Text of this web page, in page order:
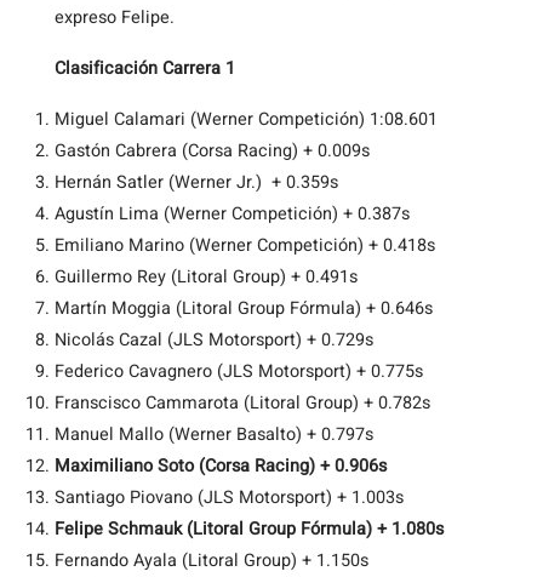
expreso Felipe.
Clasificación Carrera 1
Miguel Calamari (Werner Competición) 1:08.601
Gastón Cabrera (Corsa Racing) + 0.009s
Hernán Satler (Werner Jr.) + 0.359s
Agustín Lima (Werner Competición) + 0.387s
Emiliano Marino (Werner Competición) + 0.418s
Guillermo Rey (Litoral Group) + 0.491s
Martín Moggia (Litoral Group Fórmula) + 0.646s
Nicolás Cazal (JLS Motorsport) + 0.729s
Federico Cavagnero (JLS Motorsport) + 0.775s
Franscisco Cammarota (Litoral Group) + 0.782s
Manuel Mallo (Werner Basalto) + 0.797s
Maximiliano Soto (Corsa Racing) + 0.906s
Santiago Piovano (JLS Motorsport) + 1.003s
Felipe Schmauk (Litoral Group Fórmula) + 1.080s
Fernando Ayala (Litoral Group) + 1.150s